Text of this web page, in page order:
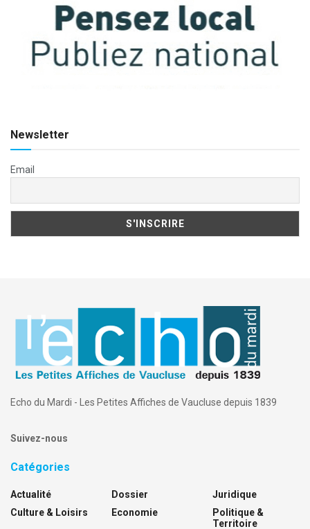
Newsletter
Email
Echo du Mardi - Les Petites Affiches de Vaucluse depuis 1839
Suivez-nous
Catégories
Actualité
Culture & Loisirs
Dossier
Economie
Juridique
Politique &
Territoire